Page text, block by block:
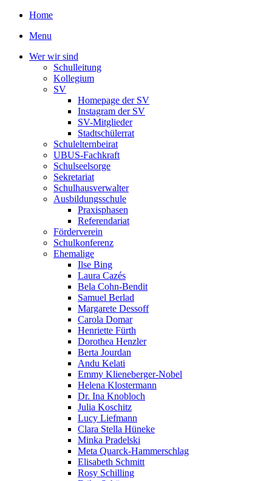
Home
Menu
Wer wir sind
Schulleitung
Kollegium
SV
Homepage der SV
Instagram der SV
SV-Mitglieder
Stadtschülerrat
Schulelternbeirat
UBUS-Fachkraft
Schulseelsorge
Sekretariat
Schulhausverwalter
Ausbildungsschule
Praxisphasen
Referendariat
Förderverein
Schulkonferenz
Ehemalige
Ilse Bing
Laura Cazés
Bela Cohn-Bendit
Samuel Berlad
Margarete Dessoff
Carola Domar
Henriette Fürth
Dorothea Henzler
Berta Jourdan
Andu Kelati
Emmy Klieneberger-Nobel
Helena Klostermann
Dr. Ina Knobloch
Julia Koschitz
Lucy Liefmann
Clara Stella Hüneke
Minka Pradelski
Meta Quarck-Hammerschlag
Elisabeth Schmitt
Rosy Schilling